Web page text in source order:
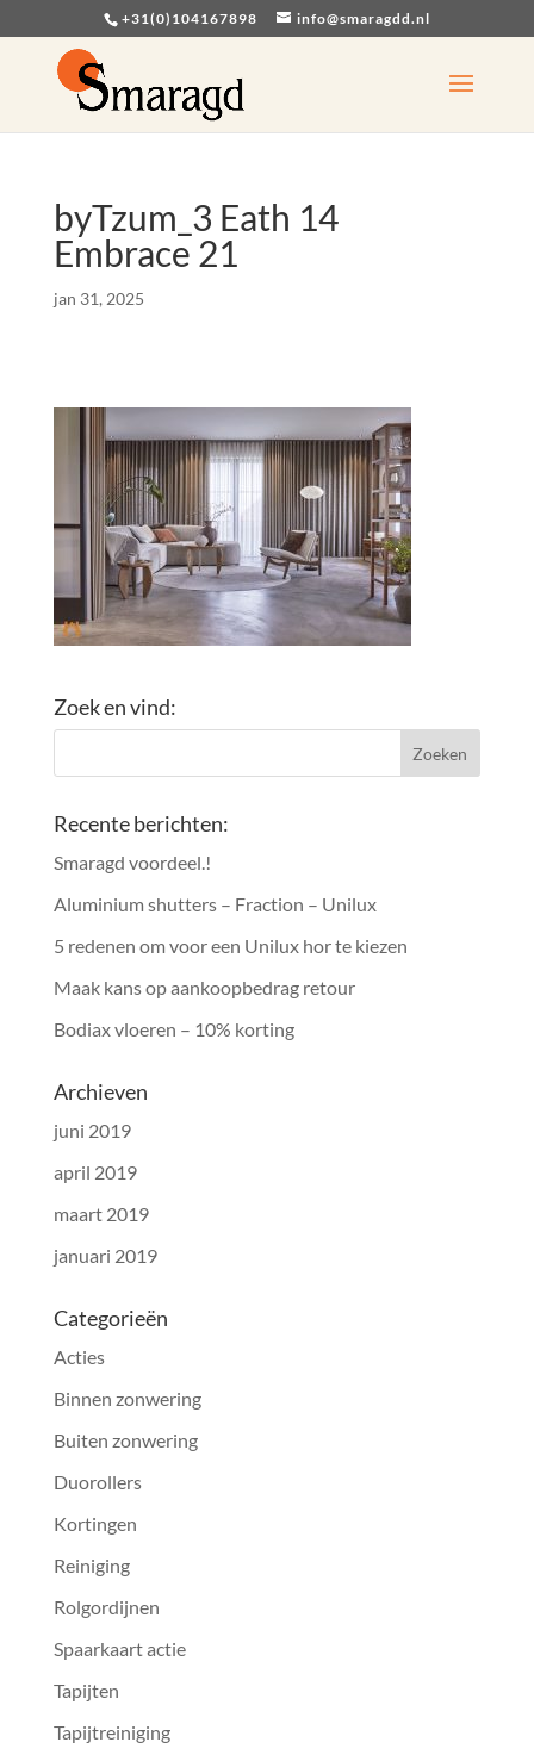
+31(0)104167898 info@smaragdd.nl
byTzum_3 Eath 14
Embrace 21
jan 31, 2025
Zoek en vind:
Recente berichten:
Smaragd voordeel.!
Aluminium shutters – Fraction – Unilux
5 redenen om voor een Unilux hor te kiezen
Maak kans op aankoopbedrag retour
Bodiax vloeren – 10% korting
Archieven
juni 2019
april 2019
maart 2019
januari 2019
Categorieën
Acties
Binnen zonwering
Buiten zonwering
Duorollers
Kortingen
Reiniging
Rolgordijnen
Spaarkaart actie
Tapijten
Tapijtreiniging